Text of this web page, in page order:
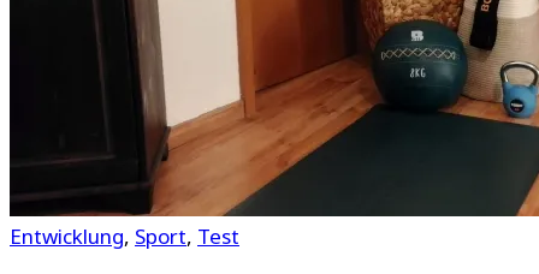
Entwicklung, Sport, Test